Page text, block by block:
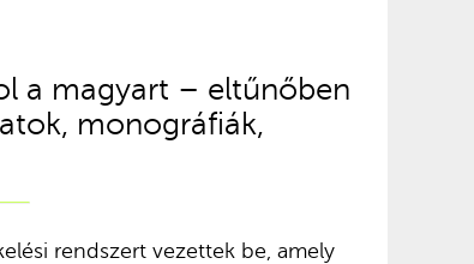
a magyart – eltűnőben
monográfiák,
rendszert vezettek be, amely